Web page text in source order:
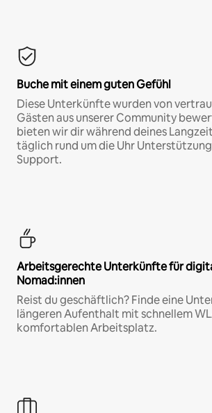
Buche mit einem guten Gefühl
Diese Unterkünfte wurden von
Gästen aus unserer Community
bieten wir dir während deines
täglich rund um die Uhr
Support.
Arbeitsgerechte Unterkünfte für
Nomad:innen
Reist du geschäftlich? Finde eine
längeren Aufenthalt mit schnellem
komfortablen Arbeitsplatz.